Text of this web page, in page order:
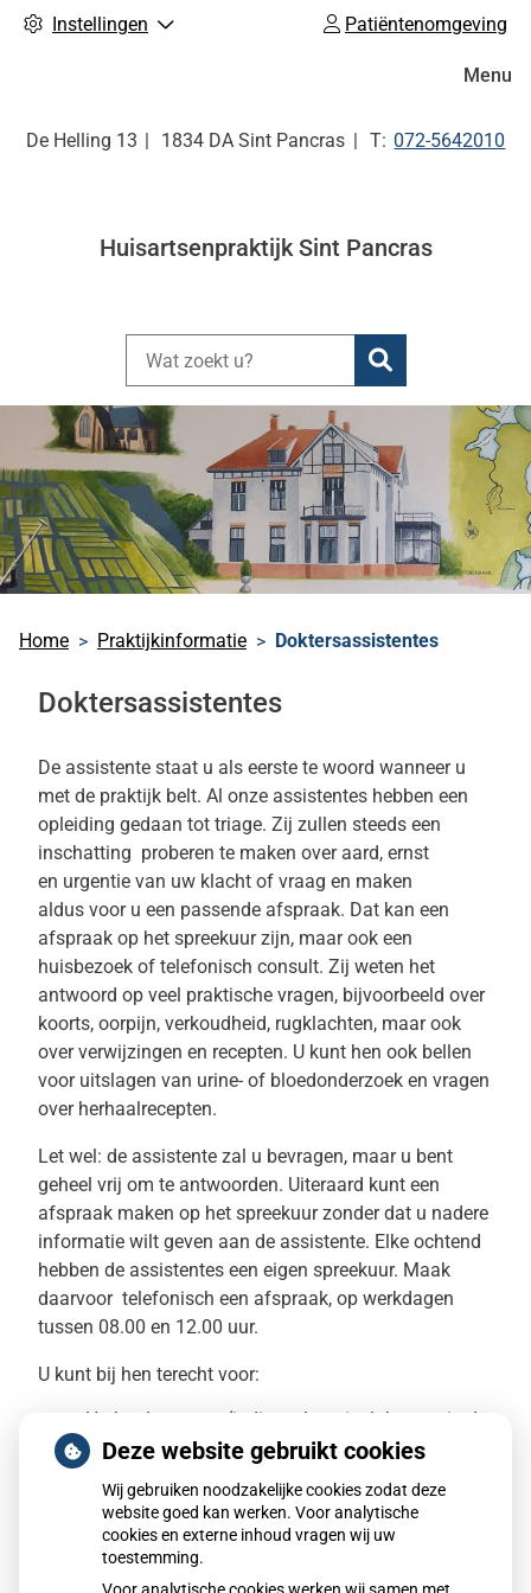
Instellingen Patiëntenomgeving
De Helling 13 1834 DA Sint Pancras Tel:
072-5642010
Huisartsenpraktijk Sint Pancras
Zoeken
Menu
Home Praktijkinformatie Doktersassistentes
Doktersassistentes
De assistente staat u als eerste te woord wanneer u
met de praktijk belt. Al onze assistentes hebben een
opleiding gedaan tot triage. Zij zullen steeds een
inschatting proberen te maken over aard, ernst
en urgentie van uw klacht of vraag en maken
aldus voor u een passende afspraak. Dat kan een
afspraak op het spreekuur zijn, maar ook een
huisbezoek of telefonisch consult. Zij weten het
antwoord op veel praktische vragen, bijvoorbeeld over
koorts, oorpijn, verkoudheid, rugklachten, maar ook
over verwijzingen en recepten. U kunt hen ook bellen
voor uitslagen van urine- of bloedonderzoek en vragen
over herhaalrecepten.
Let wel: de assistente zal u bevragen, maar u bent
geheel vrij om te antwoorden. Uiteraard kunt een
afspraak maken op het spreekuur zonder dat u nadere
informatie wilt geven aan de assistente. Elke ochtend
hebben de assistentes een eigen spreekuur. Maak
daarvoor telefonisch een afspraak, op werkdagen
tussen 08.00 en 12.00 uur.
U kunt bij hen terecht voor:
Herhaalrecepten (indien u het niet lukt om via de
medicijntelefoonlijn of website uw medicatie te
verlengen)
Het meten van de bloeddruk
Aanstippen van wratten
Verbinden van wonden
Oren uitspuiten
Hechtingen verwijderen
Deze website gebruikt cookies
Wij gebruiken noodzakelijke cookies zodat deze
website goed kan werken. Voor analytische
cookies en externe inhoud vragen wij uw
toestemming.